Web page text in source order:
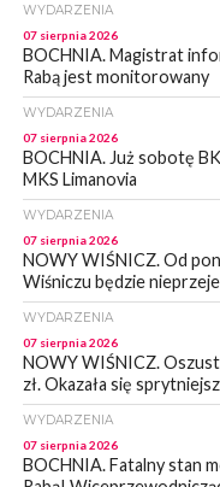
WYDARZENIA
07 sierpnia 2026
BOCHNIA. Magistrat
Rabą jest monitorowany
WYDARZENIA
07 sierpnia 2026
BOCHNIA. Już sobotę
MKS Limanovia
WYDARZENIA
07 sierpnia 2026
NOWY WIŚNICZ. Od
Wiśniczu będzie
WYDARZENIA
07 sierpnia 2026
NOWY WIŚNICZ.
zł. Okazała się
WYDARZENIA
07 sierpnia 2026
BOCHNIA. Fatalny stan